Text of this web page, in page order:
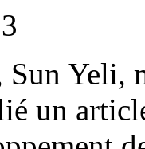
Sun Yeli,
un